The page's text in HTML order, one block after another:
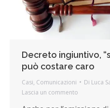
Decreto ingiuntivo,
può costare caro
Casi, Comunicazioni Di Luca
Lascia un commento